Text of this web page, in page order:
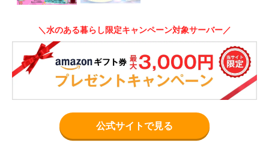
＼水のある暮らし限定キャンペーン対象サーバー／
公式サイトで見る